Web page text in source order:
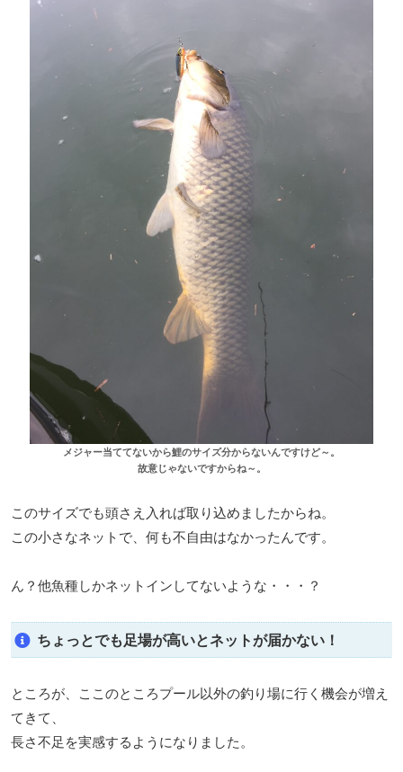
メジャー当ててないから鯉のサイズ分からないんですけど～。
故意じゃないですからね～。
このサイズでも頭さえ入れば取り込めましたからね。
この小さなネットで、何も不自由はなかったんです。
ん？他魚種しかネットインしてないような・・・？
ちょっとでも足場が高いとネットが届かない！
ところが、ここのところプール以外の釣り場に行く機会が増え
てきて、
長さ不足を実感するようになりました。